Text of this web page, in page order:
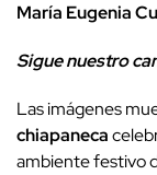
María Eugenia
Sigue nuestro
Las imágenes
chiapaneca
ambiente festivo